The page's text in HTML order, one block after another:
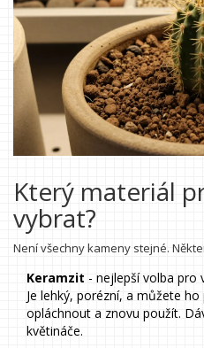
Který materiál
vybrat?
Není všechny kameny stejné.
Keramzit - nejlepší volba pro
Je lehký, porézní, a můžete
opláchnout a znovu použít.
květináče.